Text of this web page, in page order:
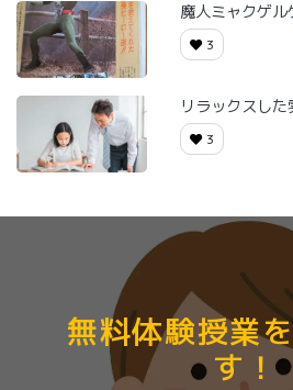
魔人ミャクゲル
3
リラックスし
3
無料体験授業
す！